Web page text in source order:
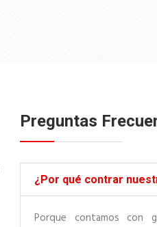
Preguntas
¿Por qué contrar
Porque contamos con